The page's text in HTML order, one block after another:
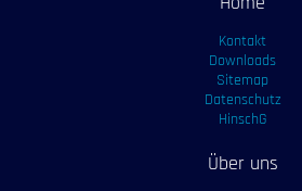
Kontakt
Downloads
Sitemap
Datenschutz
HinschG
Über uns